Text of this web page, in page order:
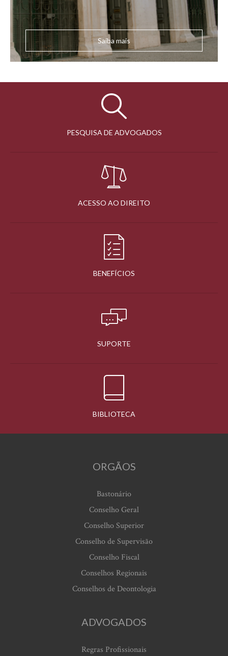
Saiba mais
PESQUISA DE ADVOGADOS
ACESSO AO DIREITO
BENEFÍCIOS
SUPORTE
BIBLIOTECA
ORGÃOS
Bastonário
Conselho Geral
Conselho Superior
Conselho de Supervisão
Conselho Fiscal
Conselhos Regionais
Conselhos de Deontologia
ADVOGADOS
Regras Profissionais